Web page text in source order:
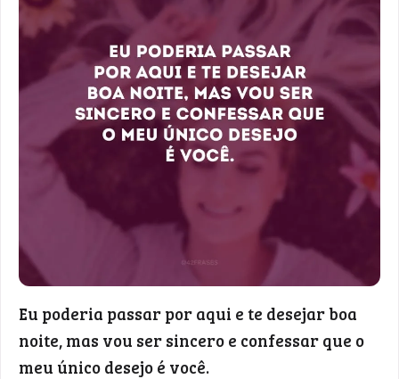
Eu poderia passar por aqui e te desejar boa
noite, mas vou ser sincero e confessar que o
meu único desejo é você.